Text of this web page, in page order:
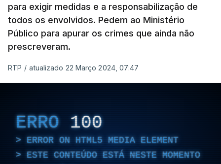
para exigir medidas e a responsabilização de
todos os envolvidos. Pedem ao Ministério
Público para apurar os crimes que ainda não
prescreveram.
RTP / atualizado 22 Março 2024, 07:47
ERRO 100
ERROR ON HTML5 MEDIA ELEMENT
ESTE CONTEÚDO ESTÁ NESTE MOMENTO